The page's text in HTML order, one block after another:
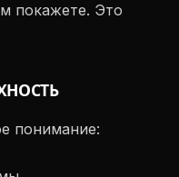
покажете. Это
понимание: